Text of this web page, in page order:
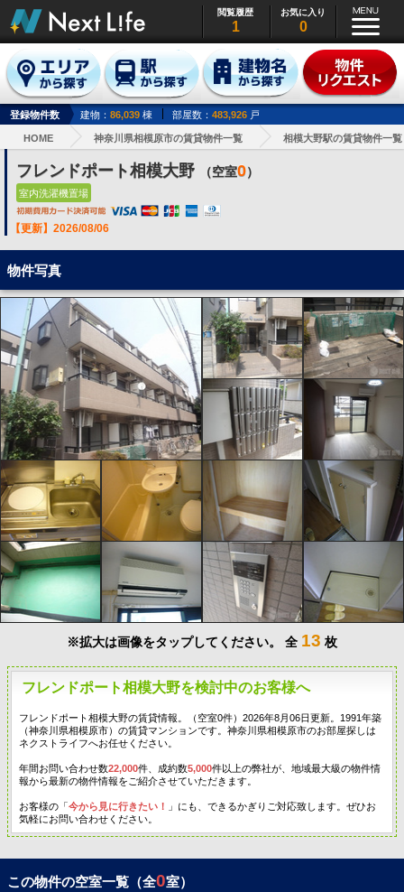
閲覧履歴
1
お気に入り
0
登録物件数 建物： 86,039 棟 部屋数： 483,926 戸
HOME 神奈川県相模原市の賃貸物件一覧 相模大野駅の賃貸物件一覧
フレンドポート相模大野 （空室0）
室内洗濯機置場
【更新】2026/08/06
物件写真
※拡大は画像をタップしてください。 全 13 枚
フレンドポート相模大野を検討中のお客様へ
フレンドポート相模大野の賃貸情報。（空室0件）2026年8月06日更新。1991年築
（神奈川県相模原市）の賃貸マンションです。神奈川県相模原市のお部屋探しは
ネクストライフへお任せください。
年間お問い合わせ数22,000件、成約数5,000件以上の弊社が、地域最大級の物件情
報から最新の物件情報をご紹介させていただきます。
お客様の「今から見に行きたい！
」にも、できるかぎりご対応致します。ぜひお
気軽にお問い合わせください。
この物件の空室一覧（全0室）